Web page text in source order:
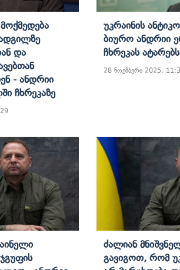
Და
- Ანდრიი
Ჩხრეკაზე
Უკრაინის
Ბიურო Ანდრიი
Ჩხრეკას Ატარებს
28 ნოემბერი 2025,
Ძალიან
Გავიგოთ, Რომ